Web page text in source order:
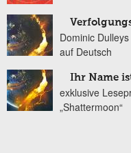
Dominic
auf Deutsch
Ihr Name
exklusive
„Shattermoon“